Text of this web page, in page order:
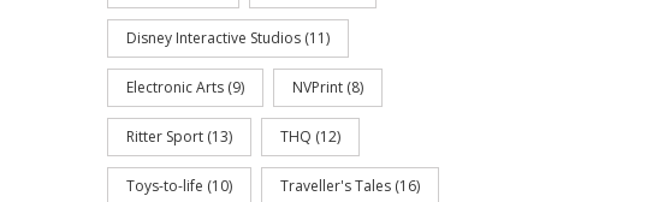
Disney Interactive Studios (11)
Electronic Arts (9) NVPrint (8)
Ritter Sport (13) THQ (12)
Toys-to-life (10) Traveller's Tales (16)